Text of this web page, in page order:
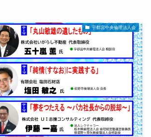
宇都宮中央倫理法人会